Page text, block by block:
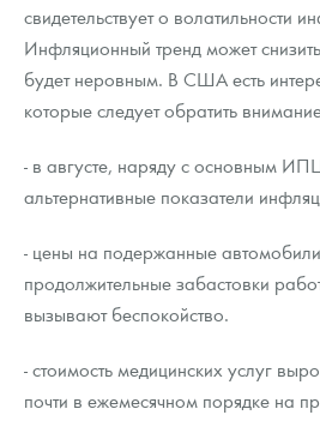
свидетельствует о волатильности
Инфляционный тренд может
будет неровным. В США есть
которые следует обратить
- в августе, наряду с основным
альтернативные показатели
- цены на подержанные
продолжительные забастовки
вызывают беспокойство.
- стоимость медицинских услуг
почти в ежемесячном порядке на